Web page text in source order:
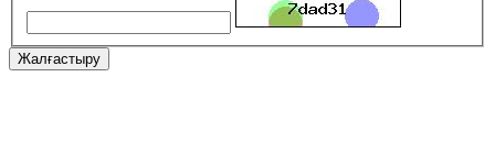
Жалғастыру